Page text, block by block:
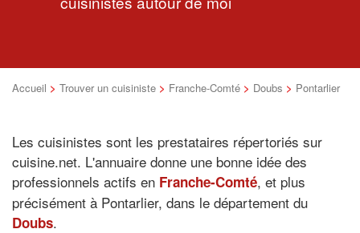
Accueil > Trouver un cuisiniste > Franche-Comté > Doubs > Pontarlier
Les cuisinistes sont les prestataires répertoriés sur
cuisine.net. L'annuaire donne une bonne idée des
professionnels actifs en Franche-Comté, et plus
précisément à Pontarlier, dans le département du
Doubs.